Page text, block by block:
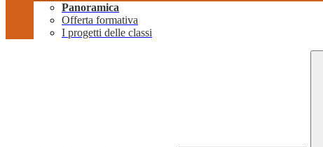
Panoramica
Offerta formativa
I progetti delle classi